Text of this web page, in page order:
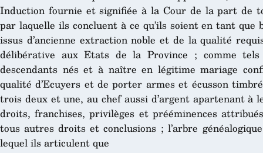
Induction fournie et signifiée à la Cour de la part de
par laquelle ils concluent à ce qu’ils soient en tant que
issus d’ancienne extraction noble et de la qualité
délibérative aux Etats de la Province ; comme
descendants nés et à naître en légitime mariage
qualité d’Ecuyers et de porter armes et écusson
trois deux et une, au chef aussi d’argent apartenant
droits, franchises, privilèges et prééminences
tous autres droits et conclusions ; l’arbre
lequel ils articulent que